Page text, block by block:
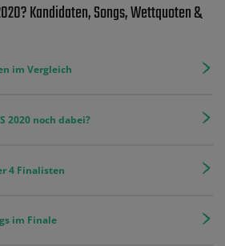
Kandidaten, Songs, Wettquoten &
im Vergleich
2020 noch dabei?
4 Finalisten
im Finale